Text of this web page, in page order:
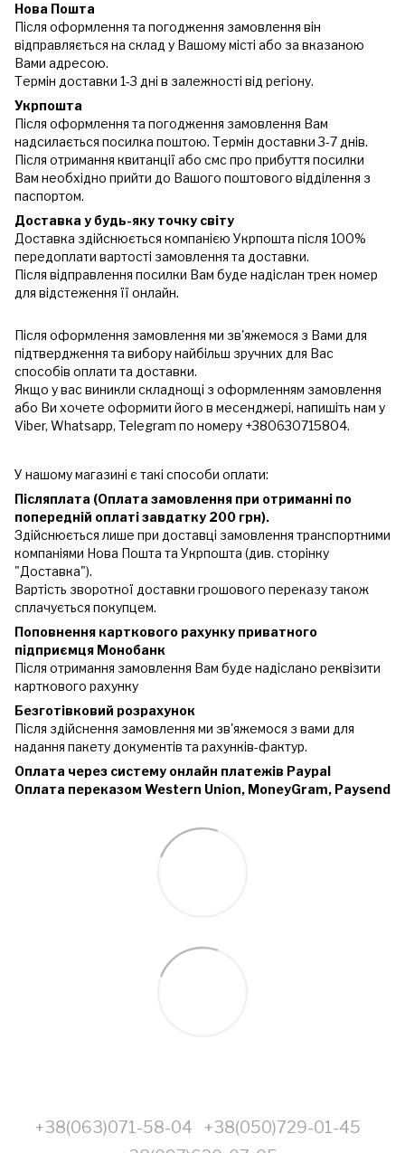
Нова Пошта
Після оформлення та погодження замовлення він
відправляється на склад у Вашому місті або за вказаною
Вами адресою.
Термін доставки 1-3 дні в залежності від регіону.
Укрпошта
Після оформлення та погодження замовлення Вам
надсилається посилка поштою. Термін доставки 3-7 днів.
Після отримання квитанції або смс про прибуття посилки
Вам необхідно прийти до Вашого поштового відділення з
паспортом.
Доставка у будь-яку точку світу
Доставка здійснюється компанією Укрпошта після 100%
передоплати вартості замовлення та доставки.
Після відправлення посилки Вам буде надіслан трек номер
для відстеження її онлайн.
Після оформлення замовлення ми зв'яжемося з Вами для
підтвердження та вибору найбільш зручних для Вас
способів оплати та доставки.
Якщо у вас виникли складнощі з оформленням замовлення
або Ви хочете оформити його в месенджері, напишіть нам у
Viber, Whatsapp, Telegram по номеру +380630715804.
У нашому магазині є такі способи оплати:
Післяплата (Оплата замовлення при отриманні по
попередній оплаті завдатку 200 грн).
Здійснюється лише при доставці замовлення транспортними
компаніями Нова Пошта та Укрпошта (див. сторінку
"Доставка").
Вартість зворотної доставки грошового переказу також
сплачується покупцем.
Поповнення карткового рахунку приватного
підприємця Монобанк
Після отримання замовлення Вам буде надіслано реквізити
карткового рахунку
Безготівковий розрахунок
Після здійснення замовлення ми зв'яжемося з вами для
надання пакету документів та рахунків-фактур.
Оплата через систему онлайн платежів Paypal
Оплата переказом Western Union, MoneyGram, Paysend
+38(063)071-58-04
+38(050)729-01-45